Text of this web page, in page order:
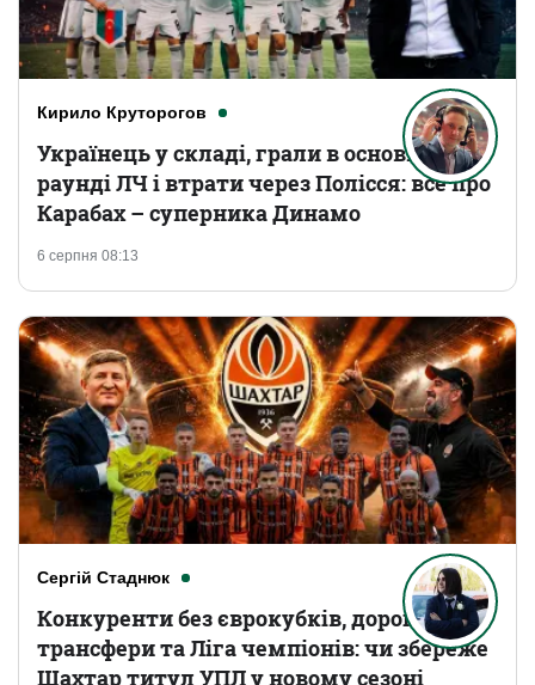
Кирило Круторогов
6 серпня 08:13
Українець у складі, грали в основному
раунді ЛЧ і втрати через Полісся: все про
Карабах – суперника Динамо
Сергій Стаднюк
Конкуренти без єврокубків, дорогі
трансфери та Ліга чемпіонів: чи збереже
Шахтар титул УПЛ у новому сезоні